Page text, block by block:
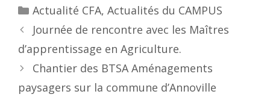
Actualité CFA, Actualités du CAMPUS
Journée de rencontre avec les Maîtres
d’apprentissage en Agriculture.
Chantier des BTSA Aménagements
paysagers sur la commune d’Annoville